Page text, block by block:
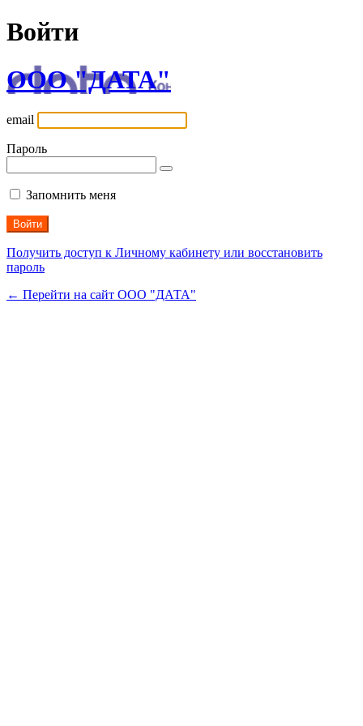
Войти
ООО "ДАТА"
email
Пароль
Запомнить меня
Получить доступ к Личному кабинету или восстановить
пароль
← Перейти на сайт ООО "ДАТА"